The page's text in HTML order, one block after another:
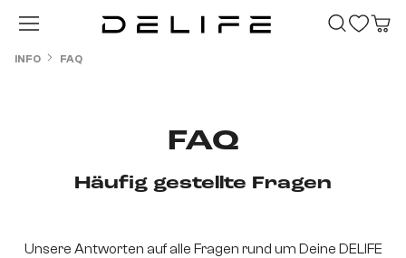
Zum Hauptinhalt springen
INFO FAQ
FAQ
Häufig gestellte Fragen
Unsere Antworten auf alle Fragen rund um Deine DELIFE